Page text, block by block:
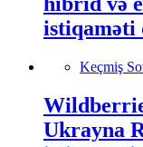
istiqaməti
Keçmiş
Ukrayna